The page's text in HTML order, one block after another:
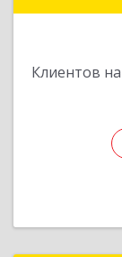
Клиентов